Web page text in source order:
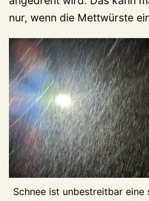
nur, wenn die Mettwürste
Schnee ist unbestreitbar eine